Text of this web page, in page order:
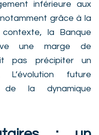
inférieure aux
grâce à la
la Banque
une marge de
pas précipiter un
L’évolution future
la dynamique